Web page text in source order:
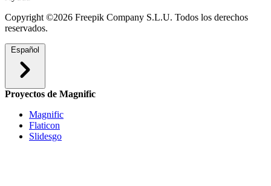
Copyright ©2026 Freepik Company S.L.U. Todos los derechos
reservados.
Español
Proyectos de Magnific
Magnific
Flaticon
Slidesgo